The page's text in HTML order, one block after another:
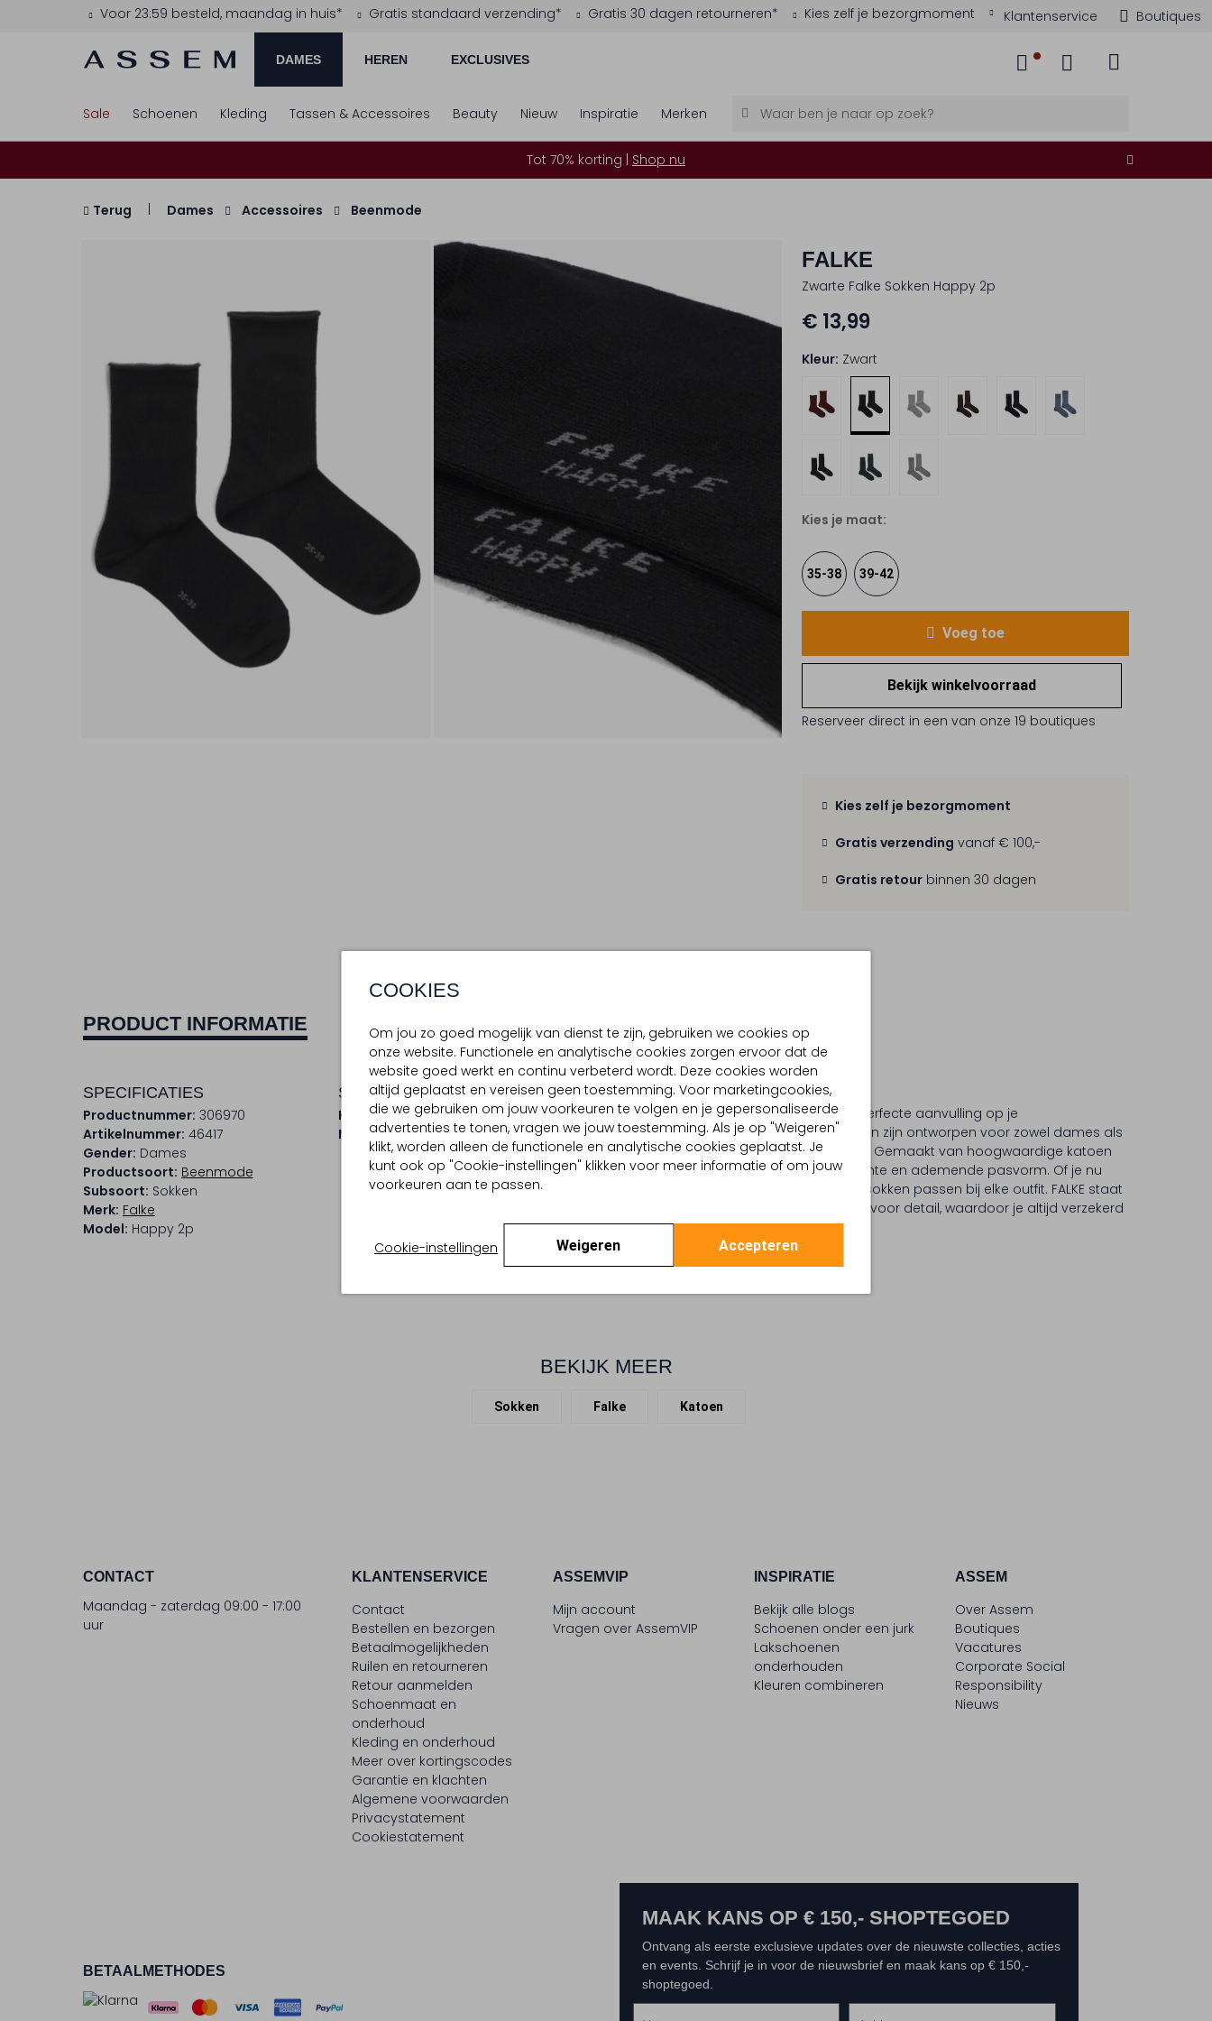
Voor 23:59 besteld, maandag in huis* Gratis standaard verzending* Gratis 30 dagen retourneren* Kies zelf je bezorgmoment Klantenservice Boutiques
DAMES HEREN EXCLUSIVES
COOKIES
Om jou zo goed mogelijk van dienst te zijn, gebruiken we cookies op
onze website. Functionele en analytische cookies zorgen ervoor dat de
website goed werkt en continu verbeterd wordt. Deze cookies worden
altijd geplaatst en vereisen geen toestemming. Voor marketingcookies,
die we gebruiken om jouw voorkeuren te volgen en je gepersonaliseerde
advertenties te tonen, vragen we jouw toestemming. Als je op "Weigeren"
klikt, worden alleen de functionele en analytische cookies geplaatst. Je
kunt ook op "Cookie-instellingen" klikken voor meer informatie of om jouw
voorkeuren aan te passen.
Cookie-instellingen Weigeren Accepteren
Sale Schoenen Kleding Tassen & Accessoires Beauty Nieuw Inspiratie Merken
Tot 70% korting | Shop nu
Terug Dames Accessoires Beenmode
FALKE
Zwarte Falke Sokken Happy 2p
€ 13,99
Kleur: Zwart
Kies je maat:
35-38 39-42
Voeg toe
Bekijk winkelvoorraad
Reserveer direct in een van onze 19 boutiques
Kies zelf je bezorgmoment
Gratis verzending vanaf € 100,-
Gratis retour binnen 30 dagen
PRODUCT INFORMATIE BEZORGEN & RETOURNEREN
SPECIFICATIES
Productnummer: 306970
Artikelnummer: 46417
Gender: Dames
Productsoort: Beenmode
Subsoort: Sokken
Merk: Falke
Model: Happy 2p
SAMENSTELLING & PASVORM
Kleur: Zwart
Materiaal buitenkant: Katoen
OMSCHRIJVING
Ontdek de FALKE HAPPY 2P sokken, de perfecte aanvulling op je
beenmodecollectie. Deze zwarte sokken zijn ontworpen voor zowel dames als
heren en bieden ultiem comfort en stijl. Gemaakt van hoogwaardige katoen
en polyamide, zorgen ze voor een zachte en ademende pasvorm. Of je nu
een formele of casual look kiest, deze sokken passen bij elke outfit. FALKE staat
bekend om zijn vakmanschap en oog voor detail, waardoor je altijd verzekerd
bent van kwaliteit en duurzaamheid.
BEKIJK MEER
Sokken Falke Katoen
CONTACT
Maandag - zaterdag 09:00 - 17:00
uur
KLANTENSERVICE
Contact
Bestellen en bezorgen
Betaalmogelijkheden
Ruilen en retourneren
Retour aanmelden
Schoenmaat en
onderhoud
Kleding en onderhoud
Meer over kortingscodes
Garantie en klachten
Algemene voorwaarden
Privacystatement
Cookiestatement
ASSEMVIP
Mijn account
Vragen over AssemVIP
INSPIRATIE
Bekijk alle blogs
Schoenen onder een jurk
Lakschoenen
onderhouden
Kleuren combineren
ASSEM
Over Assem
Boutiques
Vacatures
Corporate Social
Responsibility
Nieuws
BETAALMETHODES
MAAK KANS OP € 150,- SHOPTEGOED
Ontvang als eerste exclusieve updates over de nieuwste collecties, acties
en events. Schrijf je in voor de nieuwsbrief en maak kans op € 150,-
shoptegoed.